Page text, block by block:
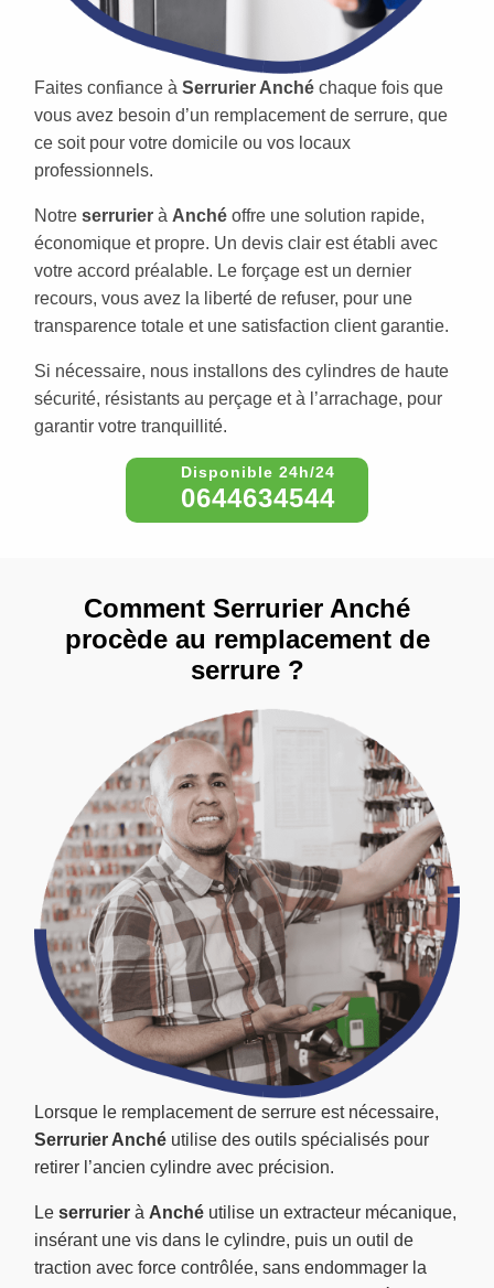
Faites confiance à Serrurier Anché chaque fois que
vous avez besoin d’un remplacement de serrure, que
ce soit pour votre domicile ou vos locaux
professionnels.
Notre serrurier à Anché offre une solution rapide,
économique et propre. Un devis clair est établi avec
votre accord préalable. Le forçage est un dernier
recours, vous avez la liberté de refuser, pour une
transparence totale et une satisfaction client garantie.
Si nécessaire, nous installons des cylindres de haute
sécurité, résistants au perçage et à l’arrachage, pour
garantir votre tranquillité.
0644634544
Lorsque le remplacement de serrure est nécessaire,
Serrurier Anché utilise des outils spécialisés pour
retirer l’ancien cylindre avec précision.
Le serrurier à Anché utilise un extracteur mécanique,
insérant une vis dans le cylindre, puis un outil de
traction avec force contrôlée, sans endommager la
Comment Serrurier Anché
procède au remplacement de
serrure ?